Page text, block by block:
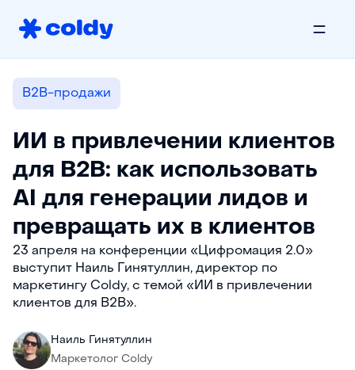
B2B-продажи
ИИ в привлечении клиентов
для B2B: как использовать
AI для генерации лидов и
превращать их в клиентов
23 апреля на конференции «Цифромация 2.0»
выступит Наиль Гинятуллин, директор по
маркетингу Coldy, с темой «ИИ в привлечении
клиентов для B2B».
Наиль Гинятуллин
Маркетолог Coldy